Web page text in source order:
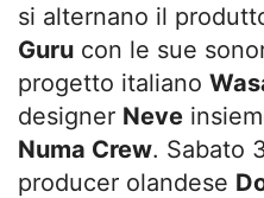
si alternano il
Guru con le sue
progetto italiano
designer Neve
Numa Crew. Sabato
producer olandese